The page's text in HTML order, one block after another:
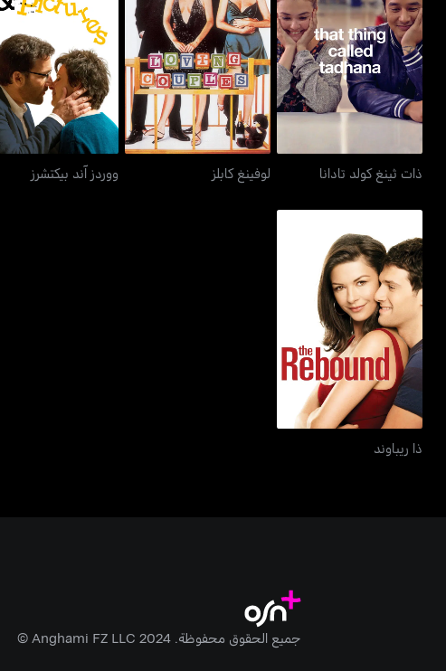
ذات ثينغ كولد تادانا
ذات ثينغ كولد تادانا
لوفينغ كابلز
لوفينغ كابلز
ووردز آند بيكتشرز
ووردز آند بيكتشرز
ذا ريباوند
ذا ريباوند
جميع الحقوق محفوظة. Anghami FZ LLC 2024 ©